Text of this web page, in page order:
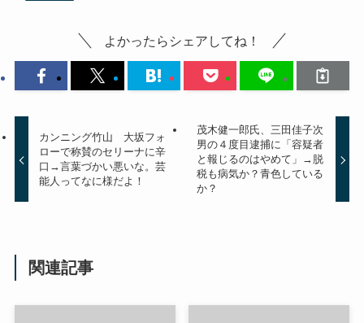
よかったらシェアしてね！
カンニング竹山 大坂フォ
ローで称賛のセリーナに辛
口→言葉づかい悪いな。芸
能人ってなに様だよ！
茂木健一郎氏、三田佳子次
男の４度目逮捕に「容疑者
と報じるのはやめて」→脱
税も病気か？青色している
か？
関連記事